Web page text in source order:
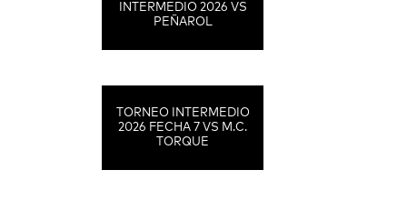
INTERMEDIO 2026 VS
PEÑAROL
TORNEO INTERMEDIO
2026 FECHA 7 VS M.C.
TORQUE